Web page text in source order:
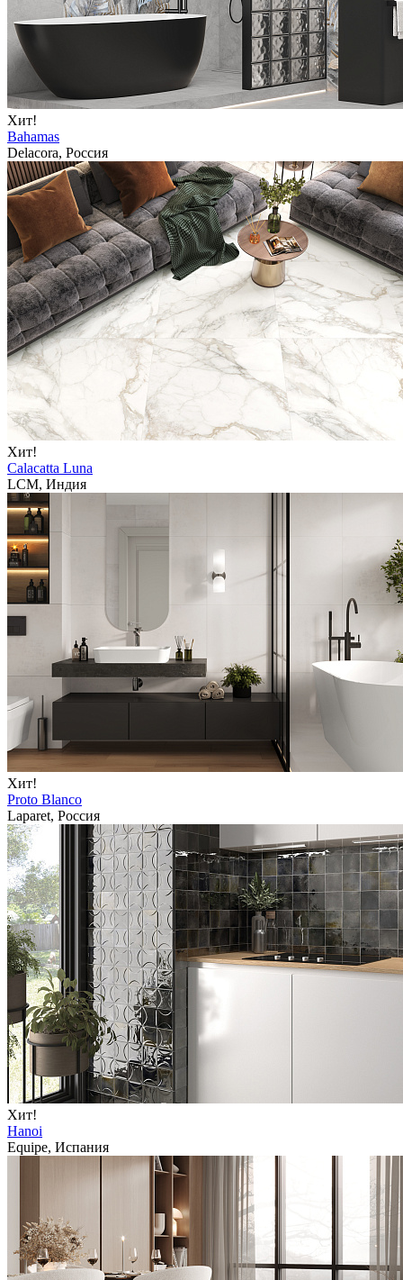
Хит!
Bahamas
Delacora, Россия
Хит!
Calacatta Luna
LCM, Индия
Хит!
Proto Blanco
Laparet, Россия
Хит!
Hanoi
Equipe, Испания